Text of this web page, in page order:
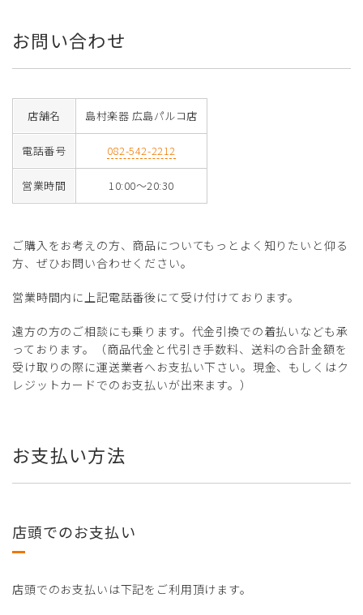
お問い合わせ
店舗名 島村楽器 広島パルコ店
電話番号 082-542-2212
営業時間 10:00～20:30
ご購入をお考えの方、商品についてもっとよく知りたいと仰る
方、ぜひお問い合わせください。
営業時間内に上記電話番後にて受け付けております。
遠方の方のご相談にも乗ります。代金引換での着払いなども承
っております。（商品代金と代引き手数料、送料の合計金額を
受け取りの際に運送業者へお支払い下さい。現金、もしくはク
レジットカードでのお支払いが出来ます。）
お支払い方法
店頭でのお支払い
店頭でのお支払いは下記をご利用頂けます。